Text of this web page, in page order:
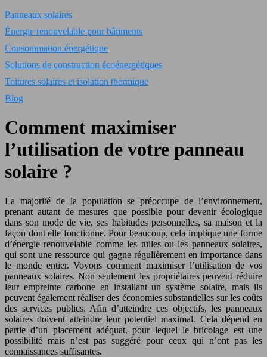
Panneaux solaires
Énergie renouvelable pour bâtiments
Consommation énergétique
Solutions de construction écoénergétiques
Toitures solaires et isolation thermique
Blog
Comment maximiser
l’utilisation de votre panneau
solaire ?
La majorité de la population se préoccupe de l’environnement,
prenant autant de mesures que possible pour devenir écologique
dans son mode de vie, ses habitudes personnelles, sa maison et la
façon dont elle fonctionne. Pour beaucoup, cela implique une forme
d’énergie renouvelable comme les tuiles ou les panneaux solaires,
qui sont une ressource qui gagne régulièrement en importance dans
le monde entier. Voyons comment maximiser l’utilisation de vos
panneaux solaires. Non seulement les propriétaires peuvent réduire
leur empreinte carbone en installant un système solaire, mais ils
peuvent également réaliser des économies substantielles sur les coûts
des services publics. Afin d’atteindre ces objectifs, les panneaux
solaires doivent atteindre leur potentiel maximal. Cela dépend en
partie d’un placement adéquat, pour lequel le bricolage est une
possibilité mais n’est pas suggéré pour ceux qui n’ont pas les
connaissances suffisantes.